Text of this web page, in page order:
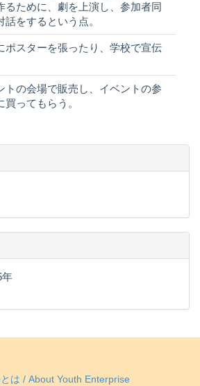
るために、劇を上演し、参加者同
話をするという点。
ポスターを張ったり、学校で宣伝
トの会場で販売し、イベントの参
買ってもらう。
年
は / About Youth Enterprise